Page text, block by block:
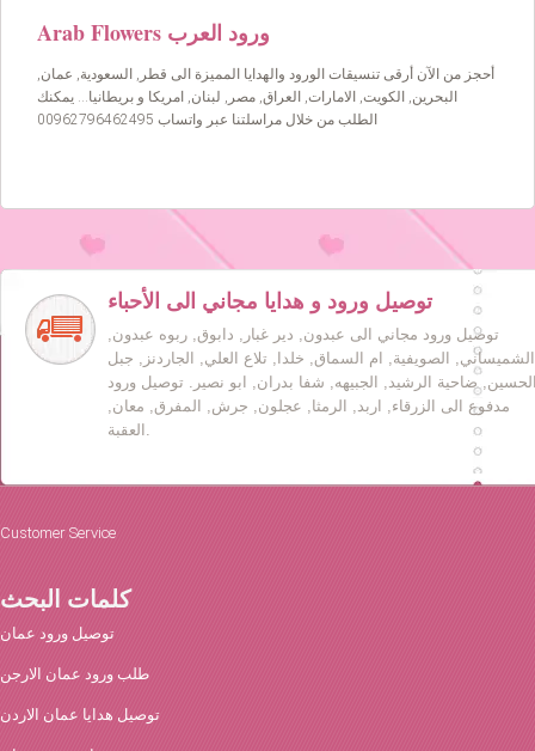
Arab Flowers ورود العرب
أحجز من الآن أرقى تنسيقات الورود والهدايا المميزة الى قطر, السعودية, عمان,
البحرين, الكويت, الامارات, العراق, مصر, لبنان, امريكا و بريطانيا… يمكنك
الطلب من خلال مراسلتنا عبر واتساب 00962796462495
توصيل ورود و هدايا مجاني الى الأحباء
توصيل ورود مجاني الى عبدون, دير غبار, دابوق, ربوه عبدون,
الشميساني, الصويفية, ام السماق, خلدا, تلاع العلي, الجاردنز, جبل
ضاحية الرشيد, الجبيهه, شفا بدران, ابو نصير. توصيل ورود
مدفوع الى الزرقاء, اربد, الرمثا, عجلون, جرش, المفرق, معان,
العقبة.
Customer Service
كلمات البحث
توصيل ورود عمان
طلب ورود عمان الارجن
توصيل هدايا عمان الاردن